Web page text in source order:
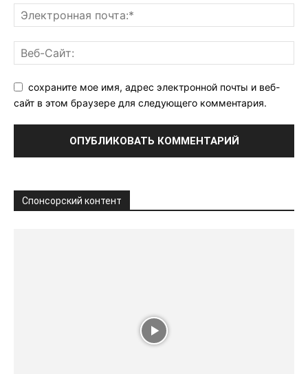
сохраните мое имя, адрес электронной почты и веб-
сайт в этом браузере для следующего комментария.
Спонсорский контент